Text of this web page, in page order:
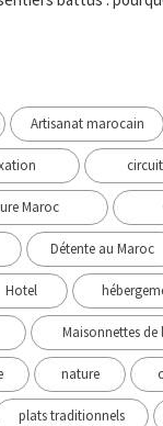
Artisanat marocain
Maroc
Détente au Maroc
Hotel
Maisonnettes de
nature
plats traditionnels